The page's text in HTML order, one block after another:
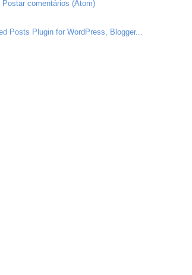
Postar comentários (Atom)